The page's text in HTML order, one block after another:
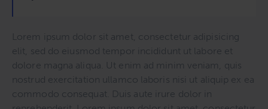
Lorem ipsum dolor sit amet, consectetur adipisicing
elit, sed do eiusmod tempor incididunt ut labore et
dolore magna aliqua. Ut enim ad minim veniam, quis
nostrud exercitation ullamco laboris nisi ut aliquip ex ea
commodo consequat. Duis aute irure dolor in